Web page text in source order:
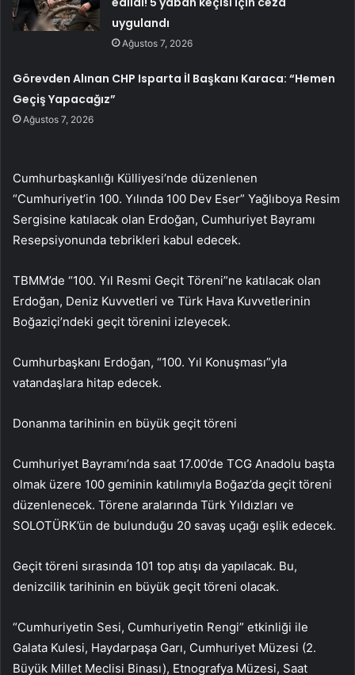
uygulandı
Ağustos 7, 2026
Görevden Alınan CHP Isparta İl Başkanı Karaca: “Hemen
Geçiş Yapacağız”
Ağustos 7, 2026
Cumhurbaşkanlığı Külliyesi’nde düzenlenen
“Cumhuriyet’in 100. Yılında 100 Dev Eser” Yağlıboya Resim
Sergisine katılacak olan Erdoğan, Cumhuriyet Bayramı
Resepsiyonunda tebrikleri kabul edecek.
TBMM’de “100. Yıl Resmi Geçit Töreni”ne katılacak olan
Erdoğan, Deniz Kuvvetleri ve Türk Hava Kuvvetlerinin
Boğaziçi’ndeki geçit törenini izleyecek.
Cumhurbaşkanı Erdoğan, “100. Yıl Konuşması”yla
vatandaşlara hitap edecek.
Donanma tarihinin en büyük geçit töreni
Cumhuriyet Bayramı’nda saat 17.00’de TCG Anadolu başta
olmak üzere 100 geminin katılımıyla Boğaz’da geçit töreni
düzenlenecek. Törene aralarında Türk Yıldızları ve
SOLOTÜRK’ün de bulunduğu 20 savaş uçağı eşlik edecek.
Geçit töreni sırasında 101 top atışı da yapılacak. Bu,
denizcilik tarihinin en büyük geçit töreni olacak.
“Cumhuriyetin Sesi, Cumhuriyetin Rengi” etkinliği ile
Galata Kulesi, Haydarpaşa Garı, Cumhuriyet Müzesi (2.
Büyük Millet Meclisi Binası), Etnografya Müzesi, Saat